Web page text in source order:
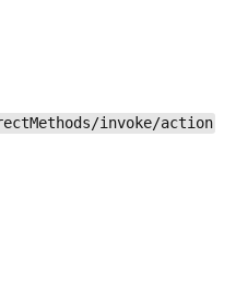
invoke/action